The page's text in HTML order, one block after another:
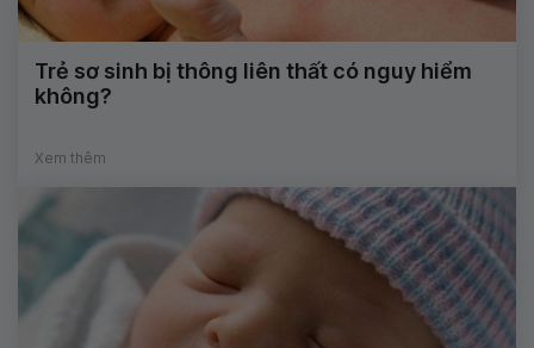
Trẻ sơ sinh bị thông liên thất có nguy hiểm
không?
Xem thêm